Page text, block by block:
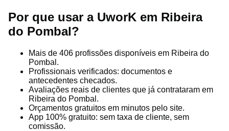
Por que usar a UworK em Ribeira
do Pombal?
Mais de 406 profissões disponíveis em Ribeira do
Pombal.
Profissionais verificados: documentos e
antecedentes checados.
Avaliações reais de clientes que já contrataram em
Ribeira do Pombal.
Orçamentos gratuitos em minutos pelo site.
App 100% gratuito: sem taxa de cliente, sem
comissão.